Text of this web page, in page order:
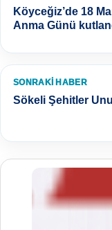
Köyceğiz’de 18
Anma Günü
SONRAKI HABER
Sökeli Şehitler